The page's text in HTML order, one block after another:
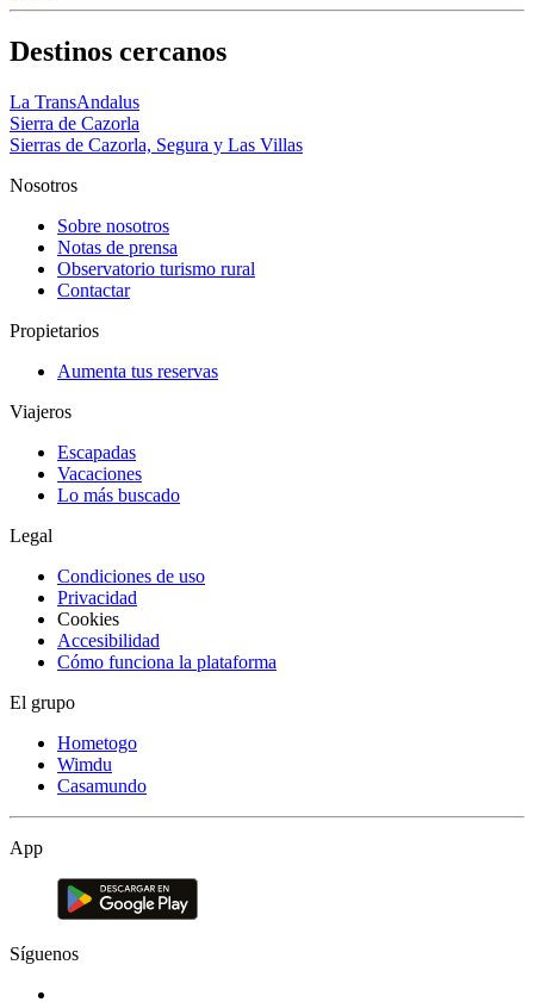
Destinos cercanos
La TransAndalus
Sierra de Cazorla
Sierras de Cazorla, Segura y Las Villas
Nosotros
Sobre nosotros
Notas de prensa
Observatorio turismo rural
Contactar
Propietarios
Aumenta tus reservas
Viajeros
Escapadas
Vacaciones
Lo más buscado
Legal
Condiciones de uso
Privacidad
Cookies
Accesibilidad
Cómo funciona la plataforma
El grupo
Hometogo
Wimdu
Casamundo
App
Síguenos